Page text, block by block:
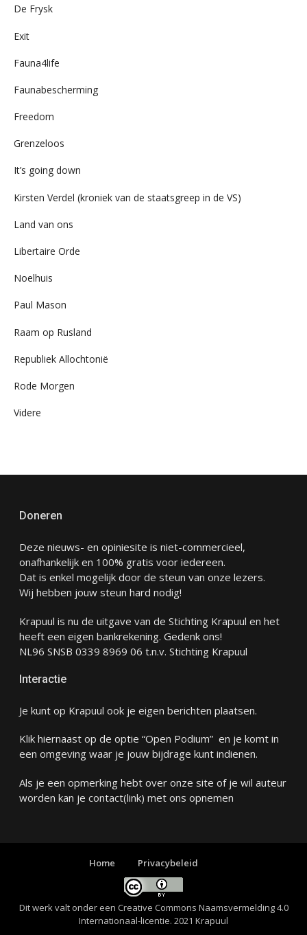
De Frysk
Exit
Fauna4life
Faunabescherming
Freedom
Grenzeloos
It’s going down
Kirsten Verdel (kroniek van de staatsgreep in de VS)
Land van ons
Libertaire Orde
Noelhuis
Paul Mason
Raam op Rusland
Republiek Allochtonië
Rode Morgen
Videre
Doneren
Deze nieuws- en opiniesite is niet-commercieel,
onafhankelijk en 100% gratis voor iedereen.
Dat is enkel mogelijk door de steun van onze lezers.
Wij hebben jouw steun hard nodig!
Krapuul is nu de uitgave van de Stichting Krapuul en het
heeft een eigen bankrekening. Gedenk ons!
NL96 SNSB 0339 8969 06 t.n.v. Stichting Krapuul
Interactie
Je kunt op Krapuul ook je eigen berichten plaatsen.
Klik hiernaast op de optie “Open Podium” en je komt in
een omgeving waar je jouw bijdrage kunt indienen.
Als je een opmerking hebt over onze site of je wil auteur
worden kan je contact(link) met ons opnemen
Home Privacybeleid
Dit werk valt onder een Creative Commons Naamsvermelding 4.0
Internationaal-licentie. 2021 Krapuul